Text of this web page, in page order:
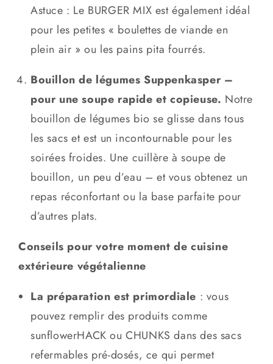
Astuce : Le BURGER MIX est également idéal
pour les petites « boulettes de viande en
plein air » ou les pains pita fourrés.
Bouillon de légumes Suppenkasper –
pour une soupe rapide et copieuse. Notre
bouillon de légumes bio se glisse dans tous
les sacs et est un incontournable pour les
soirées froides. Une cuillère à soupe de
bouillon, un peu d’eau – et vous obtenez un
repas réconfortant ou la base parfaite pour
d’autres plats.
Conseils pour votre moment de cuisine
extérieure végétalienne
La préparation est primordiale : vous
pouvez remplir des produits comme
sunflowerHACK ou CHUNKS dans des sacs
refermables pré-dosés, ce qui permet